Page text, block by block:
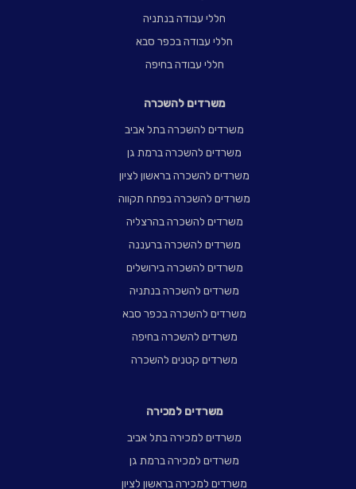
חללי עבודה בנתניה
חללי עבודה בכפר סבא
חללי עבודה בחיפה
משרדים להשכרה
משרדים להשכרה בתל אביב
משרדים להשכרה ברמת גן
משרדים להשכרה בראשון לציון
משרדים להשכרה בפתח תקווה
משרדים להשכרה בהרצליה
משרדים להשכרה ברעננה
משרדים להשכרה בירושלים
משרדים להשכרה בנתניה
משרדים להשכרה בכפר סבא
משרדים להשכרה בחיפה
משרדים קטנים להשכרה
משרדים למכירה
משרדים למכירה בתל אביב
משרדים למכירה ברמת גן
משרדים למכירה בראשון לציון